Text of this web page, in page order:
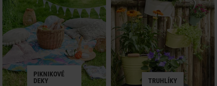
PIKNIKOVÉ
DEKY
TRUHLÍKY